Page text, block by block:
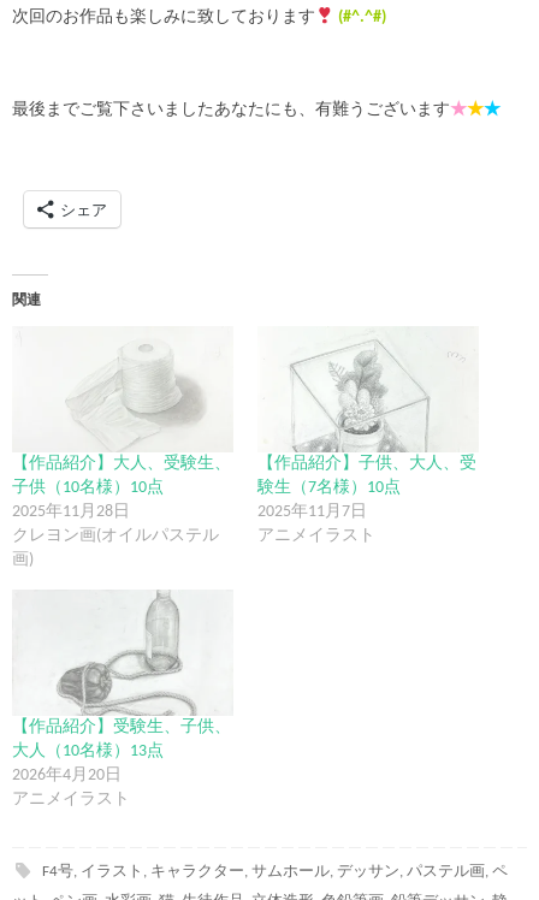
次回のお作品も楽しみに致しております
(#^.^#)
最後までご覧下さいましたあなたにも、有難うございます★★★
シェア
関連
【作品紹介】大人、受験生、
子供（10名様）10点
2025年11月28日
クレヨン画(オイルパステル
画)
【作品紹介】子供、大人、受
験生（7名様）10点
2025年11月7日
アニメイラスト
【作品紹介】受験生、子供、
大人（10名様）13点
2026年4月20日
アニメイラスト
F4号, イラスト , キャラクター, サムホール, デッサン, パステル画, ペ